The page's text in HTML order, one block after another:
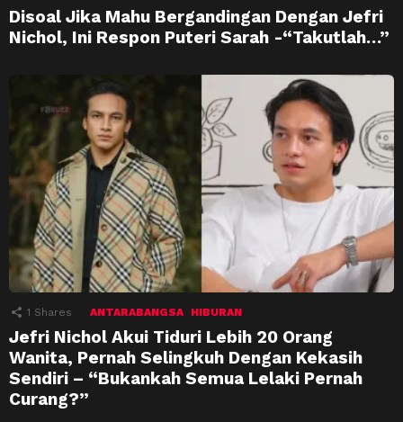
Disoal Jika Mahu Bergandingan Dengan Jefri
Nichol, Ini Respon Puteri Sarah -“Takutlah…”
1 Shares ANTARABANGSA HIBURAN
Jefri Nichol Akui Tiduri Lebih 20 Orang
Wanita, Pernah Selingkuh Dengan Kekasih
Sendiri – “Bukankah Semua Lelaki Pernah
Curang?”